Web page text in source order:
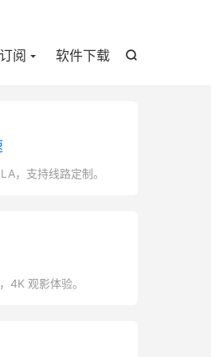

阅 软件下载
，支持线路定制。
4K 观影体验。